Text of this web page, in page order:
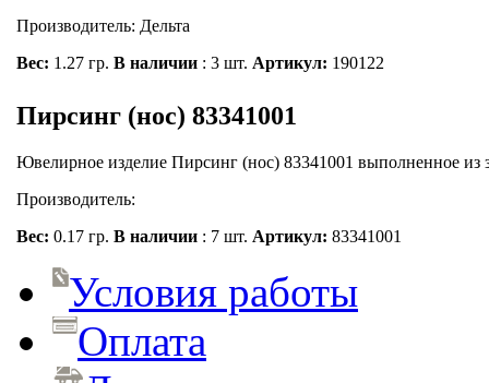
Производитель: Дельта
Вес: 1.27 гр. В наличии : 3 шт. Артикул: 190122
Пирсинг (нос) 83341001
Ювелирное изделие Пирсинг (нос) 83341001 выполненное из
Производитель:
Вес: 0.17 гр. В наличии : 7 шт. Артикул: 83341001
Условия работы
Оплата